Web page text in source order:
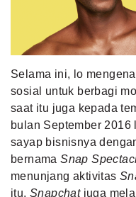
MLDPOINTS
Selama ini, lo mengenal
sosial untuk berbagi
saat itu juga kepada
bulan September 2016
sayap bisnisnya
bernamaSnap
menunjang aktivitas
itu, Snapchat juga